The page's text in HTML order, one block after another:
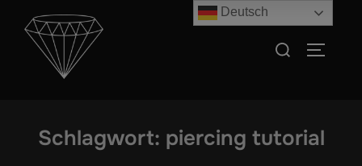
Inhalt
springen
Suchen
Schlagwort: piercing tutorial
Deutsch